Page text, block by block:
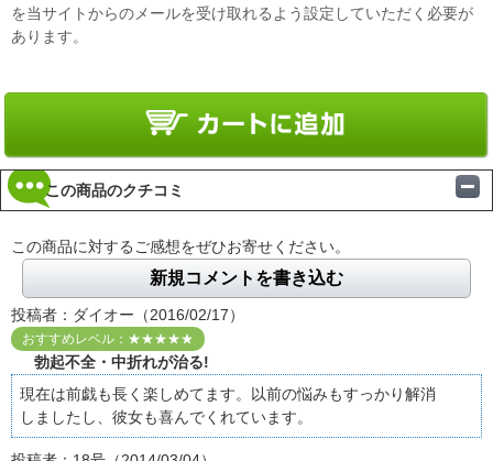
を当サイトからのメールを受け取れるよう設定していただく必要が
あります。
この商品のクチコミ
この商品に対するご感想をぜひお寄せください。
新規コメントを書き込む
投稿者：ダイオー（2016/02/17）
おすすめレベル：★★★★★
勃起不全・中折れが治る!
現在は前戯も長く楽しめてます。以前の悩みもすっかり解消
しましたし、彼女も喜んでくれています。